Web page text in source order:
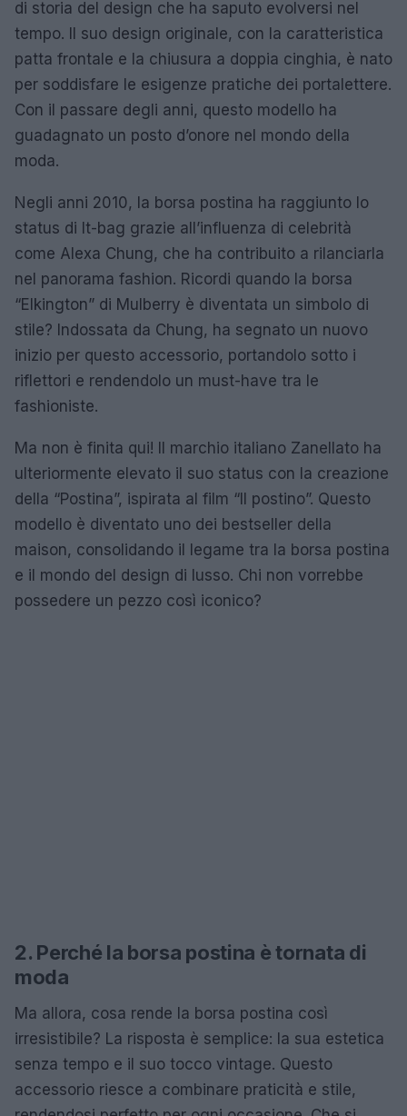
di storia del design che ha saputo evolversi nel
tempo. Il suo design originale, con la caratteristica
patta frontale e la chiusura a doppia cinghia, è nato
per soddisfare le esigenze pratiche dei portalettere.
Con il passare degli anni, questo modello ha
guadagnato un posto d’onore nel mondo della
moda.
Negli anni 2010, la borsa postina ha raggiunto lo
status di It-bag grazie all’influenza di celebrità
come Alexa Chung, che ha contribuito a rilanciarla
nel panorama fashion. Ricordi quando la borsa
“Elkington” di Mulberry è diventata un simbolo di
stile? Indossata da Chung, ha segnato un nuovo
inizio per questo accessorio, portandolo sotto i
riflettori e rendendolo un must-have tra le
fashioniste.
Ma non è finita qui! Il marchio italiano Zanellato ha
ulteriormente elevato il suo status con la creazione
della “Postina”, ispirata al film “Il postino”. Questo
modello è diventato uno dei bestseller della
maison, consolidando il legame tra la borsa postina
e il mondo del design di lusso. Chi non vorrebbe
possedere un pezzo così iconico?
2. Perché la borsa postina è tornata di
moda
Ma allora, cosa rende la borsa postina così
irresistibile? La risposta è semplice: la sua estetica
senza tempo e il suo tocco vintage. Questo
accessorio riesce a combinare praticità e stile,